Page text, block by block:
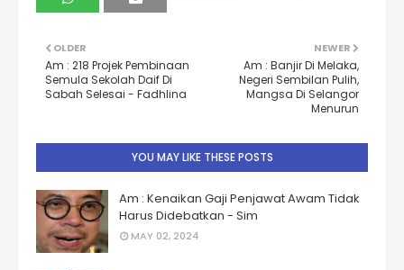
NEWER
Am : Banjir Di Melaka,
Negeri Sembilan Pulih,
Mangsa Di Selangor
Menurun
OLDER
Am : 218 Projek Pembinaan
Semula Sekolah Daif Di
Sabah Selesai - Fadhlina
YOU MAY LIKE THESE POSTS
Am : Kenaikan Gaji Penjawat Awam Tidak
Harus Didebatkan - Sim
MAY 02, 2024